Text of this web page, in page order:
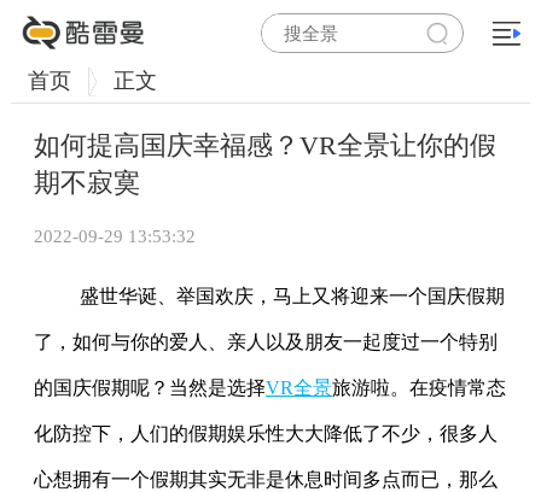
首页 正文
如何提高国庆幸福感？VR全景让你的假
期不寂寞
2022-09-29 13:53:32
盛世华诞、举国欢庆，马上又将迎来一个国庆假期
了，如何与你的爱人、亲人以及朋友一起度过一个特别
的国庆假期呢？当然是选择VR全景旅游啦。在疫情常态
化防控下，人们的假期娱乐性大大降低了不少，很多人
心想拥有一个假期其实无非是休息时间多点而已，那么